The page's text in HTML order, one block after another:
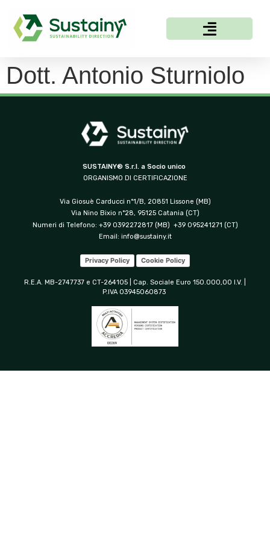
Dott. Antonio Sturniolo
SUSTAINY® S.r.l. a Socio unico
ORGANISMO DI CERTIFICAZIONE
Via Giosuè Carducci n°1/B, 20851 Lissone (MB)
Via Nino Bixio n°28, 95125 Catania (CT)
Numeri di Telefono: +39 0392272817 (MB) +39 095241271 (CT)
Email: info@sustainy.it
Privacy Policy Cookie Policy
R.E.A. MB-2747737 e CT-264105 | Cap. Sociale Euro 150.000,00 I.V. |
P.IVA 03945060873